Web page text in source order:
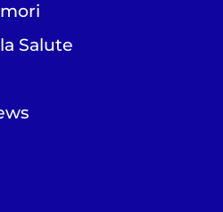
Salute